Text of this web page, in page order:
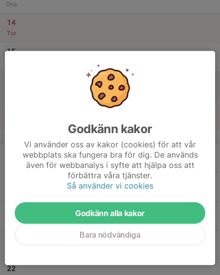
Ons
14
Tor
15
20
Ons
22
Godkänn kakor
Vi använder oss av kakor (cookies) för att vår
webbplats ska fungera bra för dig. De används
även för webbanalys i syfte att hjälpa oss att
förbättra våra tjänster.
Så använder vi cookies
Godkänn alla kakor
Bara nödvändiga